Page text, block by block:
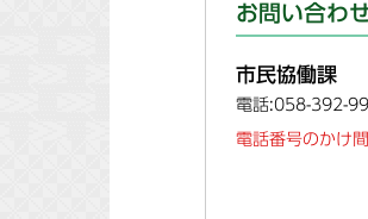
お問い合わ
市民協働課
電話:058-392-
電話番号のかけ